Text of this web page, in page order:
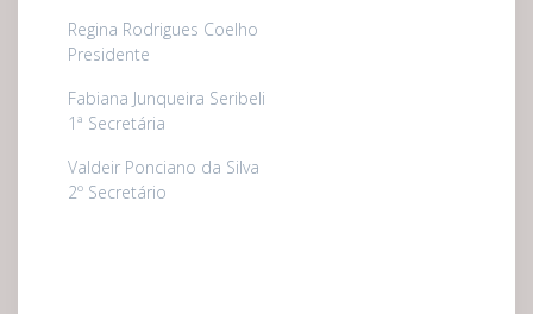
Regina Rodrigues Coelho
Presidente
Fabiana Junqueira Seribeli
1ª Secretária
Valdeir Ponciano da Silva
2º Secretário